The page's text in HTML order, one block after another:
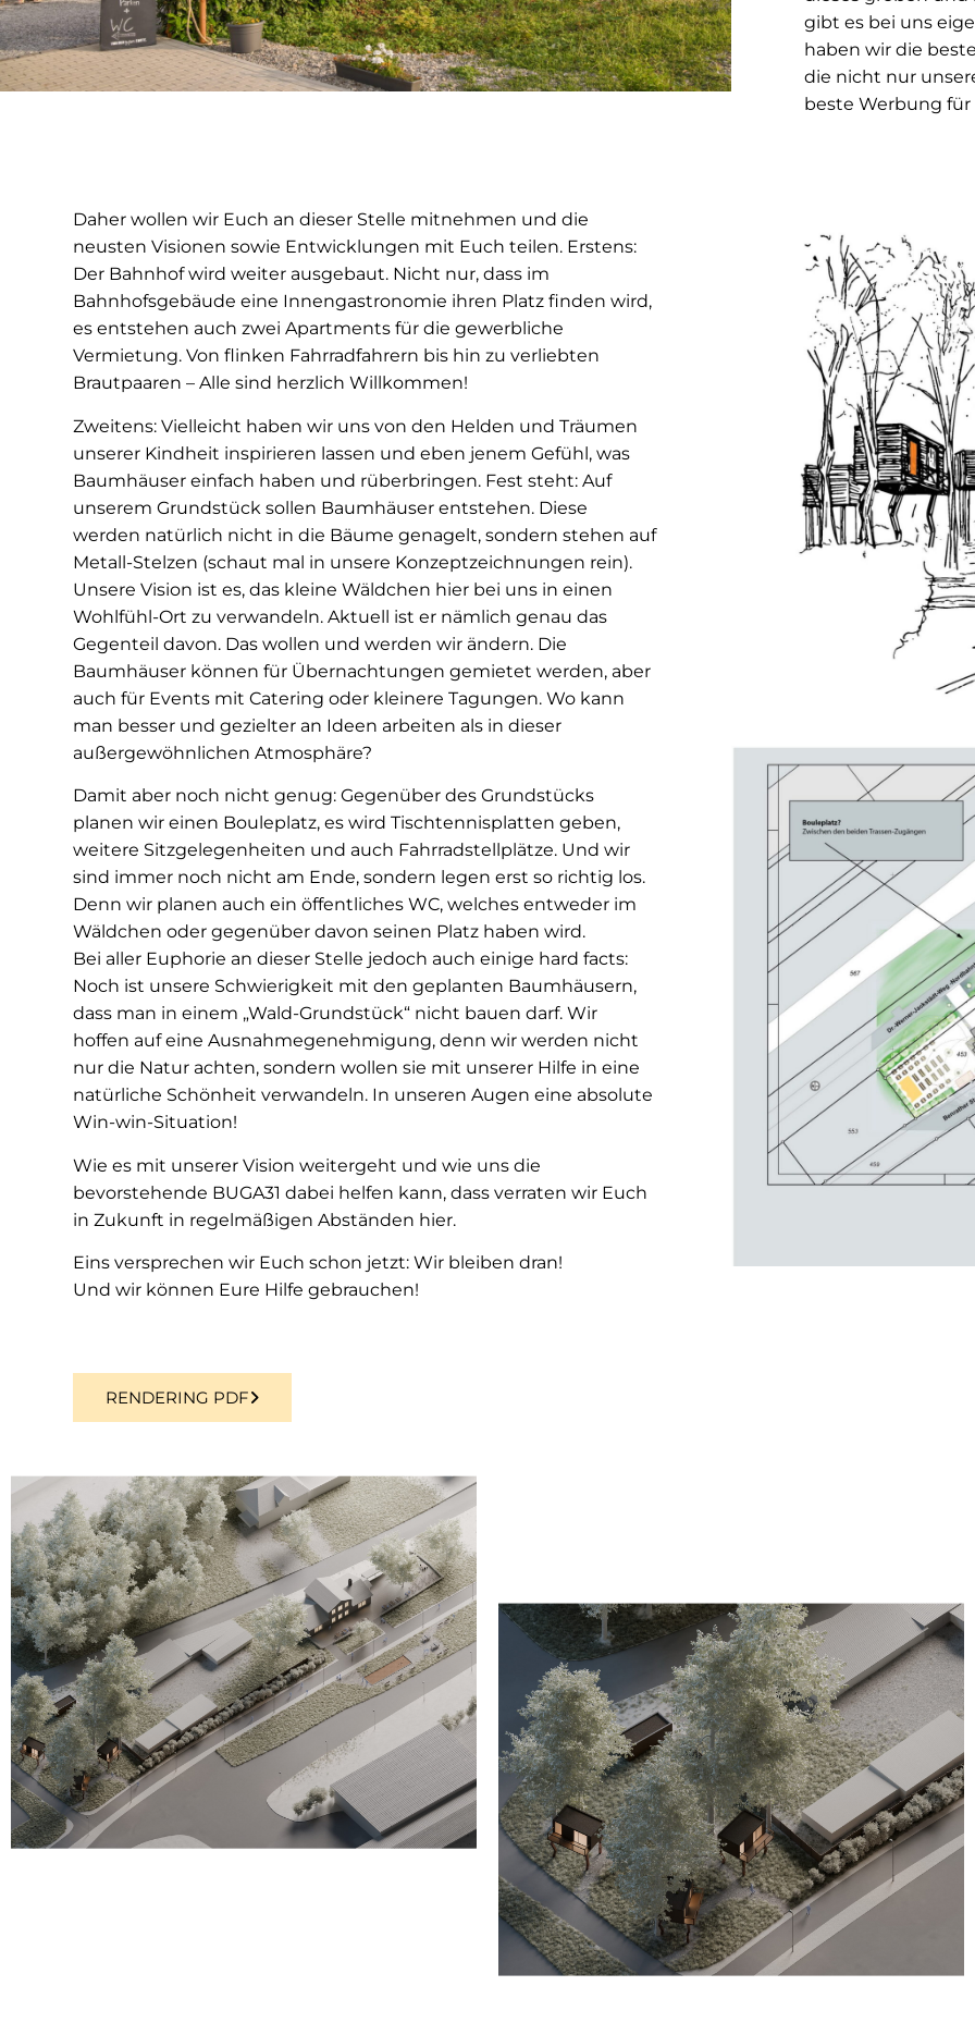
gibt es bei uns
haben wir die
die nicht nur
beste Werbung
Daher wollen wir Euch an dieser Stelle mitnehmen und die
neusten Visionen sowie Entwicklungen mit Euch teilen. Erstens:
Der Bahnhof wird weiter ausgebaut. Nicht nur, dass im
Bahnhofsgebäude eine Innengastronomie ihren Platz finden wird,
es entstehen auch zwei Apartments für die gewerbliche
Vermietung. Von flinken Fahrradfahrern bis hin zu verliebten
Brautpaaren – Alle sind herzlich Willkommen!
Zweitens: Vielleicht haben wir uns von den Helden und Träumen
unserer Kindheit inspirieren lassen und eben jenem Gefühl, was
Baumhäuser einfach haben und rüberbringen. Fest steht: Auf
unserem Grundstück sollen Baumhäuser entstehen. Diese
werden natürlich nicht in die Bäume genagelt, sondern stehen auf
Metall-Stelzen (schaut mal in unsere Konzeptzeichnungen rein).
Unsere Vision ist es, das kleine Wäldchen hier bei uns in einen
Wohlfühl-Ort zu verwandeln. Aktuell ist er nämlich genau das
Gegenteil davon. Das wollen und werden wir ändern. Die
Baumhäuser können für Übernachtungen gemietet werden, aber
auch für Events mit Catering oder kleinere Tagungen. Wo kann
man besser und gezielter an Ideen arbeiten als in dieser
außergewöhnlichen Atmosphäre?
Damit aber noch nicht genug: Gegenüber des Grundstücks
planen wir einen Bouleplatz, es wird Tischtennisplatten geben,
weitere Sitzgelegenheiten und auch Fahrradstellplätze. Und wir
sind immer noch nicht am Ende, sondern legen erst so richtig los.
Denn wir planen auch ein öffentliches WC, welches entweder im
Wäldchen oder gegenüber davon seinen Platz haben wird.
Bei aller Euphorie an dieser Stelle jedoch auch einige hard facts:
Noch ist unsere Schwierigkeit mit den geplanten Baumhäusern,
dass man in einem „Wald-Grundstück“ nicht bauen darf. Wir
hoffen auf eine Ausnahmegenehmigung, denn wir werden nicht
nur die Natur achten, sondern wollen sie mit unserer Hilfe in eine
natürliche Schönheit verwandeln. In unseren Augen eine absolute
Win-win-Situation!
Wie es mit unserer Vision weitergeht und wie uns die
bevorstehende BUGA31 dabei helfen kann, dass verraten wir Euch
in Zukunft in regelmäßigen Abständen hier.
Eins versprechen wir Euch schon jetzt: Wir bleiben dran!
Und wir können Eure Hilfe gebrauchen!
RENDERING PDF